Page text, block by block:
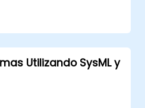
sistema y la
estructuradas de
de revisión claros y
de Capella
Utilizando SysML y